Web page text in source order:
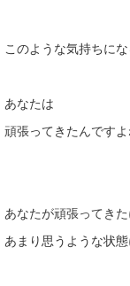
このような気持ちに
あなたは
頑張ってきたんですよ
あなたが頑張ってき
あまり思うような状